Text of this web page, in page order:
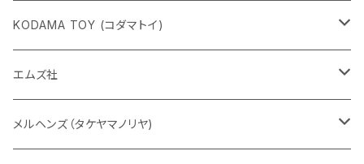
KODAMA TOY (コダマトイ)
チャーミーちゃん
五型動物
エムズ社
デコちゃん
メルヘンズ（タケヤマノリヤ)